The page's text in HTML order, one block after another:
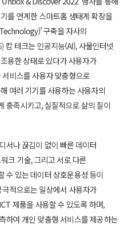
를 연계한 스마트홈 생태계 확장을
구축을 자사의
캄 테크는 인공지능(AI), 사물인터넷
용한 상태로 있다가 사용자가
비스를 사용자 맞춤형으로
여러 기기를 사용하는 사용자의
충족시키고, 실질적으로 삶의 질이
서나 끊김이 없이 빠른 데이터
크 기술, 그리고 서로 다른
수 있는 데이터 상호운용성 등이
적으로는 일상에서 사용자가
제품을 사용할 수 있도록 하며,
하여 개인 맞춤형 서비스를 제공하는